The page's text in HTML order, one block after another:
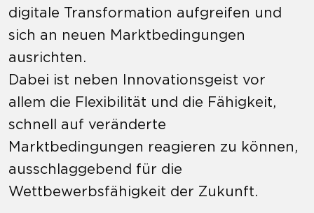
digitale Transformation aufgreifen und
sich an neuen Marktbedingungen
ausrichten.
Dabei ist neben Innovationsgeist vor
allem die Flexibilität und die Fähigkeit,
schnell auf veränderte
Marktbedingungen reagieren zu können,
ausschlaggebend für die
Wettbewerbsfähigkeit der Zukunft.